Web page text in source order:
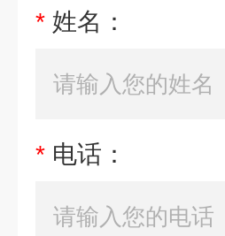
* 姓名：
* 电话：